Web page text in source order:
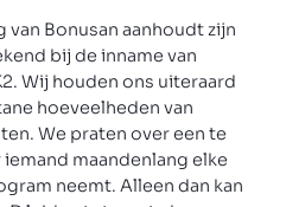
Bonusan aanhoudt zijn
bij de inname van
Wij houden ons uiteraard
hoeveelheden van
We praten over een te
maandenlang elke
neemt. Alleen dan kan